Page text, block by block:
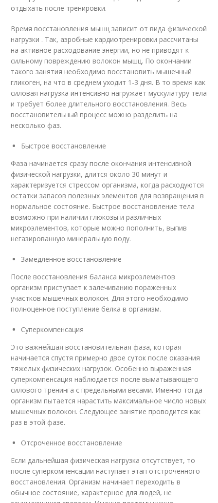
отдыхать после тренировки.
Время восстановления мышц зависит от вида физической
нагрузки . Так, аэробные кардиотренировки рассчитаны
на активное расходование энергии, но не приводят к
сильному повреждению волокон мышц. По окончании
такого занятия необходимо восстановить мышечный
гликоген, на что в среднем уходит 1-3 дня. В то время как
силовая нагрузка интенсивно нагружает мускулатуру тела
и требует более длительного восстановления. Весь
восстановительный процесс можно разделить на
несколько фаз.
Быстрое восстановление
Фаза начинается сразу после окончания интенсивной
физической нагрузки, длится около 30 минут и
характеризуется стрессом организма, когда расходуются
остатки запасов полезных элементов для возвращения в
нормальное состояние. Быстрое восстановление тела
возможно при наличии глюкозы и различных
микроэлементов, которые можно пополнить, выпив
негазированную минеральную воду.
Замедленное восстановление
После восстановления баланса микроэлементов
организм приступает к залечиванию пораженных
участков мышечных волокон. Для этого необходимо
полноценное поступление белка в организм.
Суперкомпенсация
Это важнейшая восстановительная фаза, которая
начинается спустя примерно двое суток после оказания
тяжелых физических нагрузок. Особенно выраженная
суперкомпенсация наблюдается после выматывающего
силового тренинга с предельными весами. Именно тогда
организм пытается нарастить максимальное число новых
мышечных волокон. Следующее занятие проводится как
раз в этой фазе.
Отсроченное восстановление
Если дальнейшая физическая нагрузка отсутствует, то
после суперкомпенсации наступает этап отстроченного
восстановления. Организм начинает переходить в
обычное состояние, характерное для людей, не